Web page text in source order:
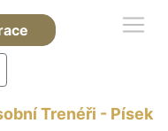
Trenéři - Písek